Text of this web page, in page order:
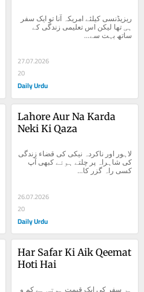
ساتھ بہت سے...
27.07.2026
20
Daily Urdu
Lahore Aur Na Karda
Neki Ki Qaza
کسی راہ گزر کا...
26.07.2026
20
Daily Urdu
Har Safar Ki Aik Qeemat
Hoti Hai